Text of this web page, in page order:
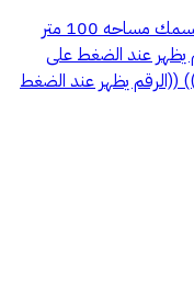
للإيجار مكتب إداري حي العنود مقابل سوق السمك مساحه 100 متر
يظهر عند الضغط على
((الرقم يظهر عند الضغط